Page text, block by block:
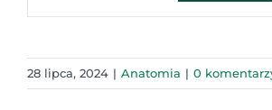
28 lipca, 2024 | Anatomia | 0